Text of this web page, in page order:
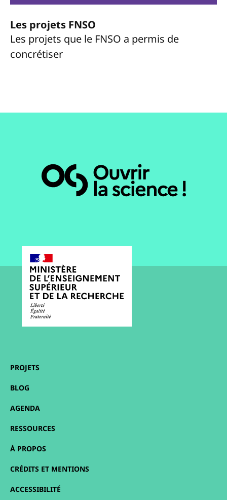
Les projets FNSO
Les projets que le FNSO a permis de
concrétiser
PROJETS
BLOG
AGENDA
RESSOURCES
À PROPOS
CRÉDITS ET MENTIONS
ACCESSIBILITÉ